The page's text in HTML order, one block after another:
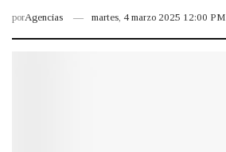
porAgencias martes, 4 marzo 2025 12:00 PM